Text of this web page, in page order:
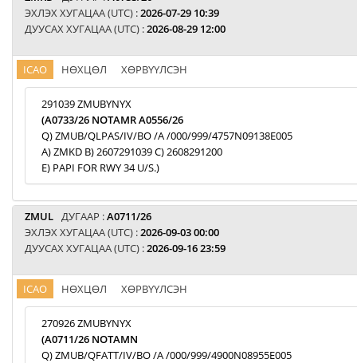
ЭХЛЭХ ХУГАЦАА (UTC) :2026-07-29 10:39
ДУУСАХ ХУГАЦАА (UTC) :2026-08-29 12:00
ICAO НӨХЦӨЛ ХӨРВҮҮЛСЭН
291039 ZMUBYNYX
(A0733/26 NOTAMR A0556/26
Q) ZMUB/QLPAS/IV/BO /A /000/999/4757N09138E005
A) ZMKD B) 2607291039 C) 2608291200
E) PAPI FOR RWY 34 U/S.)
ZMUL ДУГААР :A0711/26
ЭХЛЭХ ХУГАЦАА (UTC) :2026-09-03 00:00
ДУУСАХ ХУГАЦАА (UTC) :2026-09-16 23:59
ICAO НӨХЦӨЛ ХӨРВҮҮЛСЭН
270926 ZMUBYNYX
(A0711/26 NOTAMN
Q) ZMUB/QFATT/IV/BO /A /000/999/4900N08955E005